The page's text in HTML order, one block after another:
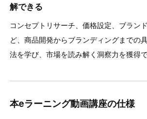
解できる
コンセプトリサーチ、価格設定、ブラン
ど、商品開発からブランディングまでの
法を学び、市場を読み解く洞察力を獲得で
本eラーニング動画講座の仕様